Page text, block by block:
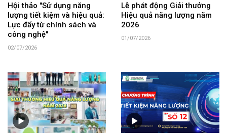
Hội thảo "Sử dụng năng
lượng tiết kiệm và hiệu quả:
Lực đẩy từ chính sách và
công nghệ"
02/07/2026
Lễ phát động Giải thưởng
Hiệu quả năng lượng năm
2026
01/07/2026